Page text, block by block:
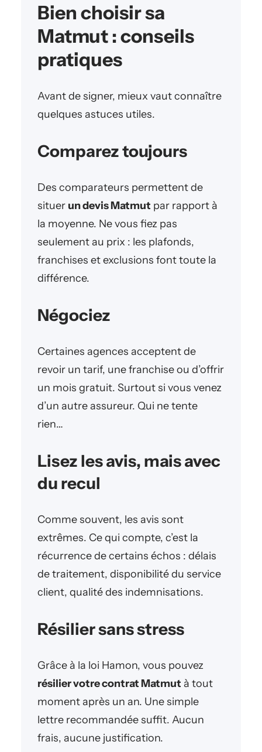
Bien choisir sa
Matmut : conseils
pratiques
Avant de signer, mieux vaut connaître
quelques astuces utiles.
Comparez toujours
Des comparateurs permettent de
situer un devis Matmut par rapport à
la moyenne. Ne vous fiez pas
seulement au prix : les plafonds,
franchises et exclusions font toute la
différence.
Négociez
Certaines agences acceptent de
revoir un tarif, une franchise ou d’offrir
un mois gratuit. Surtout si vous venez
d’un autre assureur. Qui ne tente
rien…
Lisez les avis, mais avec
du recul
Comme souvent, les avis sont
extrêmes. Ce qui compte, c’est la
récurrence de certains échos : délais
de traitement, disponibilité du service
client, qualité des indemnisations.
Résilier sans stress
Grâce à la loi Hamon, vous pouvez
résilier votre contrat Matmut à tout
moment après un an. Une simple
lettre recommandée suffit. Aucun
frais, aucune justification.